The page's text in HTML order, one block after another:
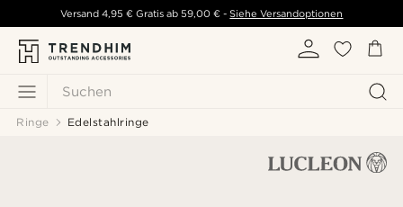
Suchen
Versand 4,95 € Gratis ab 59,00 € - Siehe Versandoptionen
Ringe Edelstahlringe